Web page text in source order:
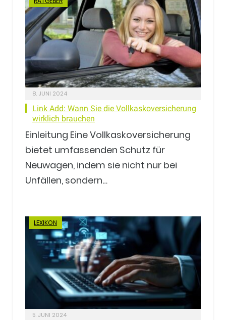
8. JUNI 2024
Link Add: Wann Sie die Vollkaskoversicherung
wirklich brauchen
Einleitung Eine Vollkaskoversicherung
bietet umfassenden Schutz für
Neuwagen, indem sie nicht nur bei
Unfällen, sondern…
LEXIKON
5. JUNI 2024